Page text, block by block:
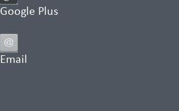
Google Plus
Email